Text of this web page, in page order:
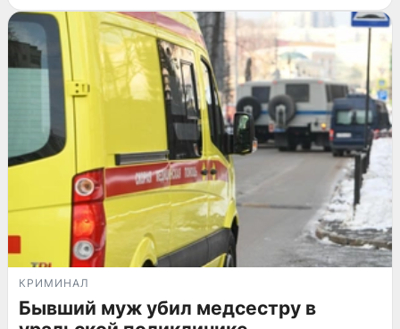
КРИМИНАЛ
Бывший муж убил медсестру в